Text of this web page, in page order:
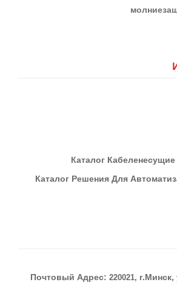
м
КАталог
Каталог Решения Для
Почтовый Адрес: 220021, г.Минск,